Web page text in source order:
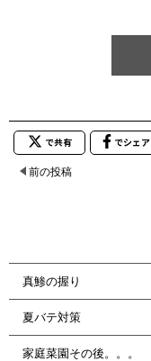
で共有 でシェア
前の投稿
真鯵の握り
夏バテ対策
家庭菜園その後。。。